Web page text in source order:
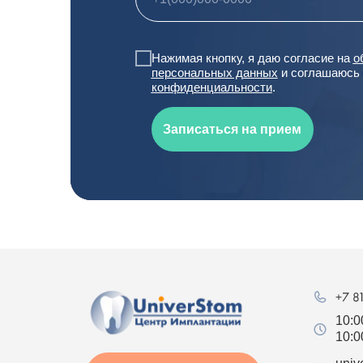
Нажимая кнопку, я даю согласие на
персональных данных и соглашаюсь
конфиденциальности.
Записаться на прием